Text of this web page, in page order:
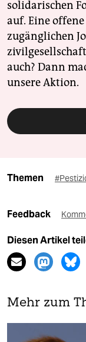
solidarischen
auf. Eine
zugänglichen
auch? Dann
unsere Aktion.
Themen
Feedback
Diesen Artikel
Mehr zum